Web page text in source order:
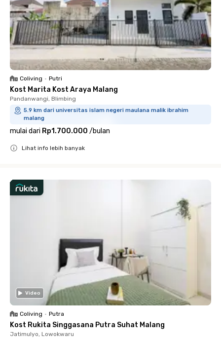
Coliving • Putri
Kost Marita Kost Araya Malang
Pandanwangi, Blimbing
5.9 km dari universitas islam negeri maulana malik ibrahim
malang
mulai dari Rp1.700.000 /bulan
Lihat info lebih banyak
Video
Coliving • Putra
Kost Rukita Singgasana Putra Suhat Malang
Jatimulyo, Lowokwaru